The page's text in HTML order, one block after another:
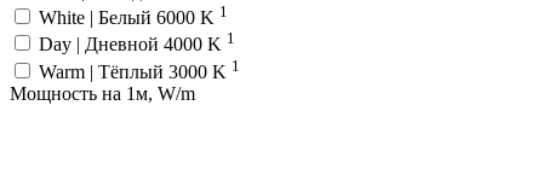
White | Белый 6000 K 1
Day | Дневной 4000 K 1
Warm | Тёплый 3000 K 1
Мощность на 1м, W/m